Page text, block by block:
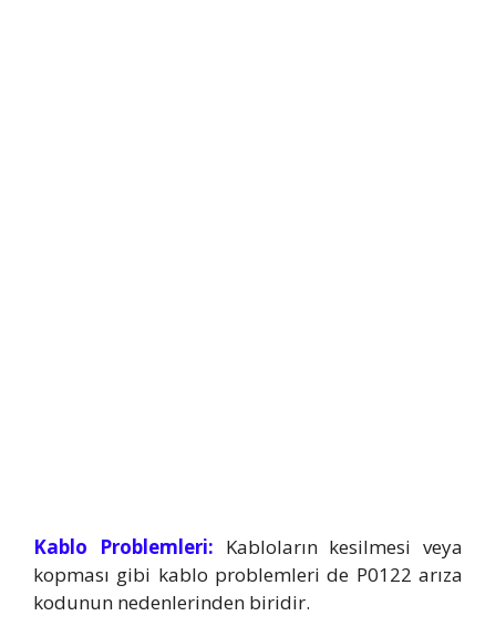
Kablo Problemleri: Kabloların kesilmesi veya
kopması gibi kablo problemleri de P0122 arıza
kodunun nedenlerinden biridir.